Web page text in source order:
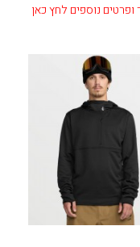
ופרטים נוספים לחץ כאן